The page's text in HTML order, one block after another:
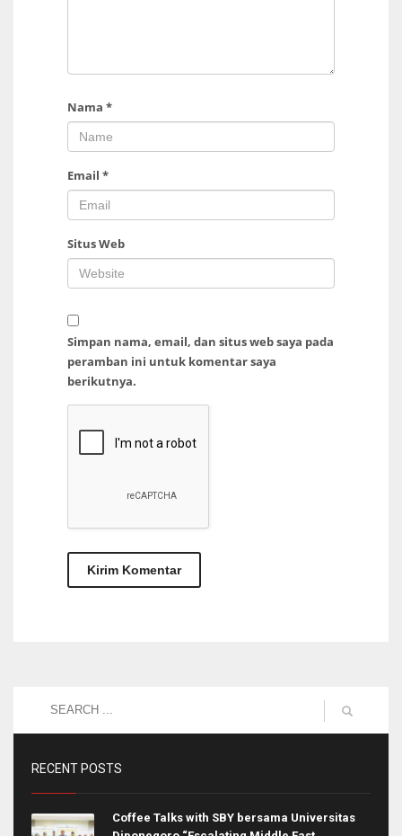
Nama *
Email *
Situs Web
Simpan nama, email, dan situs web saya pada
peramban ini untuk komentar saya
berikutnya.
RECENT POSTS
Coffee Talks with SBY bersama Universitas